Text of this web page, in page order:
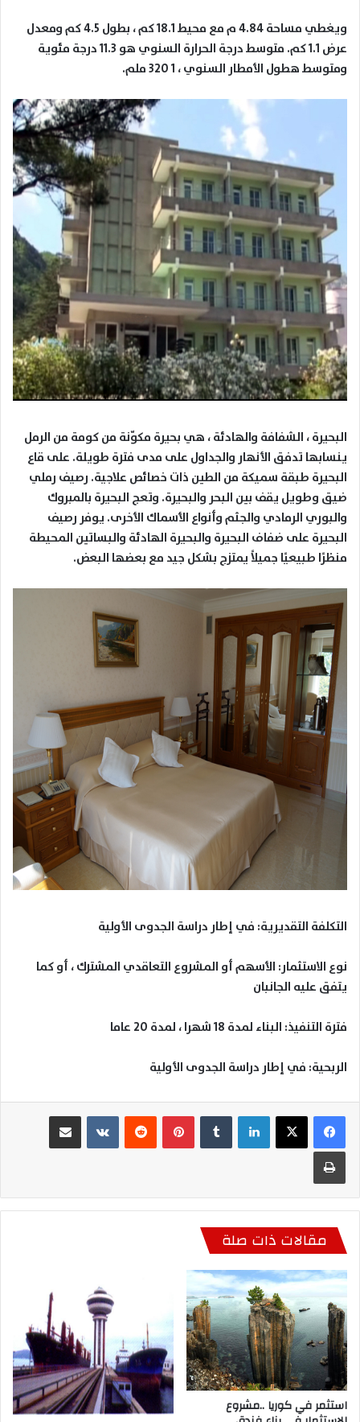
ويغطي مساحة 4.84 م مع محيط 18.1 كم ، بطول 4.5 كم ومعدل
عرض 1.1 كم. متوسط ​​درجة الحرارة السنوي هو 11.3 درجة مئوية
ومتوسط ​​هطول الأمطار السنوي ، 1 320 ملم.
البحيرة ، الشفافة والهادئة ، هي بحيرة مكوّنة من كومة من الرمل
ينسابها تدفق الأنهار والجداول على مدى فترة طويلة. على قاع
البحيرة طبقة سميكة من الطين ذات خصائص علاجية. رصيف رملي
ضيق وطويل يقف بين البحر والبحيرة. وتعج البحيرة بالمبروك
والبوري الرمادي والجثم وأنواع الأسماك الأخرى. يوفر رصيف
البحيرة على ضفاف البحيرة والبحيرة الهادئة والبساتين المحيطة
منظرًا طبيعيًا جميلاً يمتزج بشكل جيد مع بعضها البعض.
التكلفة التقديرية: في إطار دراسة الجدوى الأولية
نوع الاستثمار: الأسهم أو المشروع التعاقدي المشترك ، أو كما
يتفق عليه الجانبان
فترة التنفيذ: البناء لمدة 18 شهرا ، لمدة 20 عاما
الربحية: في إطار دراسة الجدوى الأولية
لينكدإن بينتيريست مشاركة عبر البريد
طباعة
مقالات ذات صلة
استثمر في كوريا ..مشروع